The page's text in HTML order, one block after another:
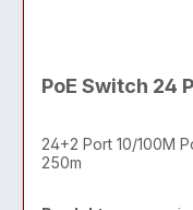
PoE Switch 24
24+2 Port 10/100M
250m